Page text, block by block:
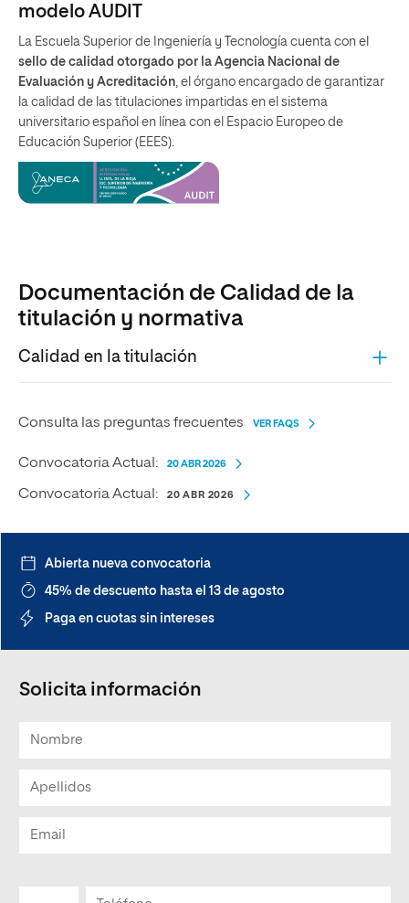
modelo AUDIT
La Escuela Superior de Ingeniería y Tecnología cuenta con el
sello de calidad otorgado por la Agencia Nacional de
Evaluación y Acreditación, el órgano encargado de garantizar
la calidad de las titulaciones impartidas en el sistema
universitario español en línea con el Espacio Europeo de
Educación Superior (EEES).
Documentación de Calidad de la
titulación y normativa
Calidad en la titulación
Consulta las preguntas frecuentes VER FAQS
Convocatoria Actual: 20 ABR 2026
Convocatoria Actual: 20 ABR 2026
Abierta nueva convocatoria
45% de descuento hasta el 13 de agosto
Paga en cuotas sin intereses
Solicita información